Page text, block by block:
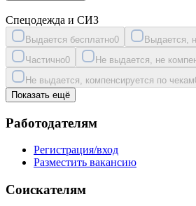
Спецодежда и СИЗ
Выдается бесплатно0 Выдается,
Частично0 Не выдается, не
Не выдается, компенсируется по чекам
Показать ещё
Работодателям
Регистрация/вход
Разместить вакансию
Соискателям